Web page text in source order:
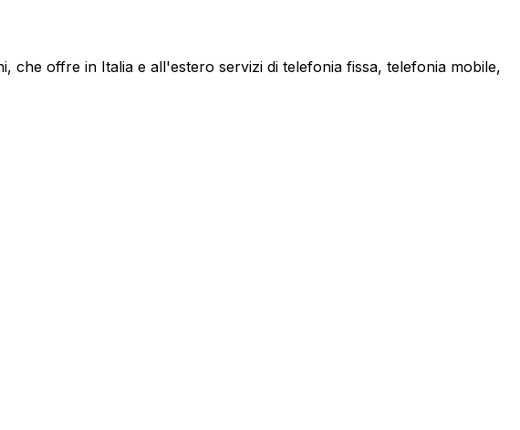
che offre in Italia e all'estero servizi di telefonia fissa, telefonia mobile,